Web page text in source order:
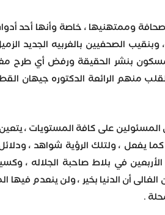
وممتهنيها ، خاصة وأنها أحد
الصحفيين بالغربيه الجديد
بنشر الحقيقة ورفض أي
منهم الرائعة الدكتوره جيهان
على كافة المستويات ،
، ولتلك الرؤية شواهد ،
في بلاط صاحبة الجلاله ،
أن الدنيا بخير ، ولن ينعدم فيها
.